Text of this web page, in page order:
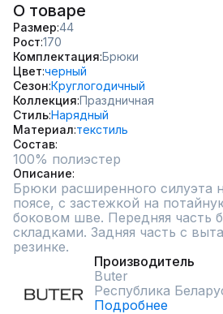
О товаре
Размер 44
Рост 170
Комплектация Брюки
Цвет черный
Сезон Круглогодичный
Коллекция Праздничная
СтильНарядный
Материал текстиль
Состав
100% полиэстер
Описание
Брюки расширенного силуэта
поясе, с застежкой на
боковом шве. Передняя часть
складками. Задняя часть с
резинке.
Производитель
Butеr
Республика
Подробнее